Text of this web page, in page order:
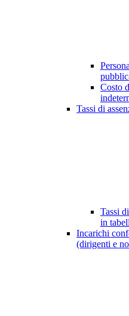
Costo
Tassi di
Tassi
in
Incarichi
(dirigenti e